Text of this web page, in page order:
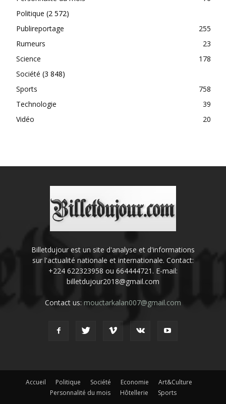
Politique (2 572)
Publireportage
255
Rumeurs
23
Science
178
Société (3 848)
Sports
758
Technologie
39
Vidéo
20
Billetdujour est un site d'analyse et d'informations
sur l'actualité nationale et internationale. Contact:
+224 622323958 ou 664444721. E-mail:
billetdujour2018@gmail.com
Contact us: mouctarkalan007@gmail.com
Accueil Politique Société Economie
Art&Culture
Personnalité du mois
Hôtellerie Sports